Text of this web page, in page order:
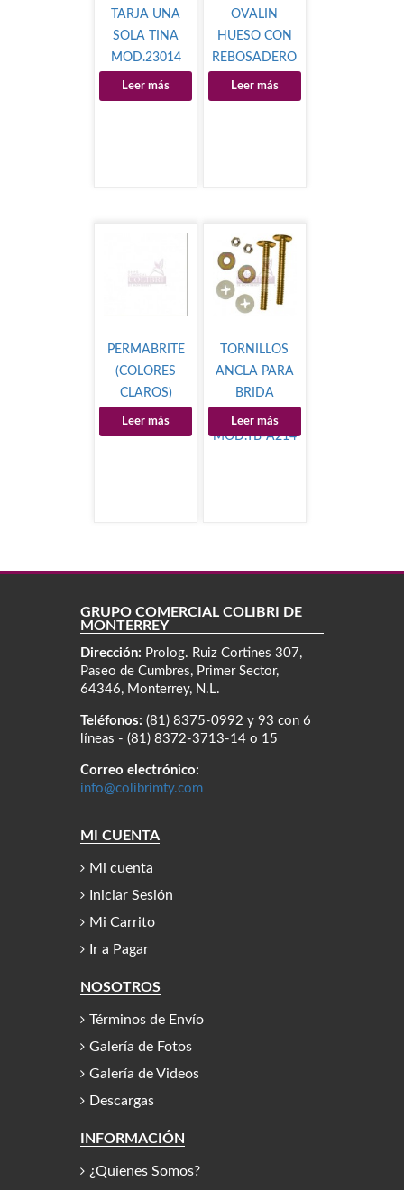
TARJA UNA
SOLA TINA
MOD.23014
Leer más
OVALIN
HUESO CON
REBOSADERO
MOD.LC002B
Leer más
PERMABRITE
(COLORES
CLAROS)
MOD.6401
Leer más
TORNILLOS
ANCLA PARA
BRIDA
SANITARIA
MOD.TB-A214
Leer más
GRUPO COMERCIAL COLIBRÍ DE
MONTERREY
Dirección: Prolog. Ruiz Cortines 307,
Paseo de Cumbres, Primer Sector,
64346, Monterrey, N.L.
Teléfonos: (81) 8375-0992 y 93 con 6
líneas - (81) 8372-3713-14 o 15
Correo electrónico:
info@colibrimty.com
MI CUENTA
Mi cuenta
Iniciar Sesión
Mi Carrito
Ir a Pagar
NOSOTROS
Términos de Envío
Galería de Fotos
Galería de Videos
Descargas
INFORMACIÓN
¿Quienes Somos?